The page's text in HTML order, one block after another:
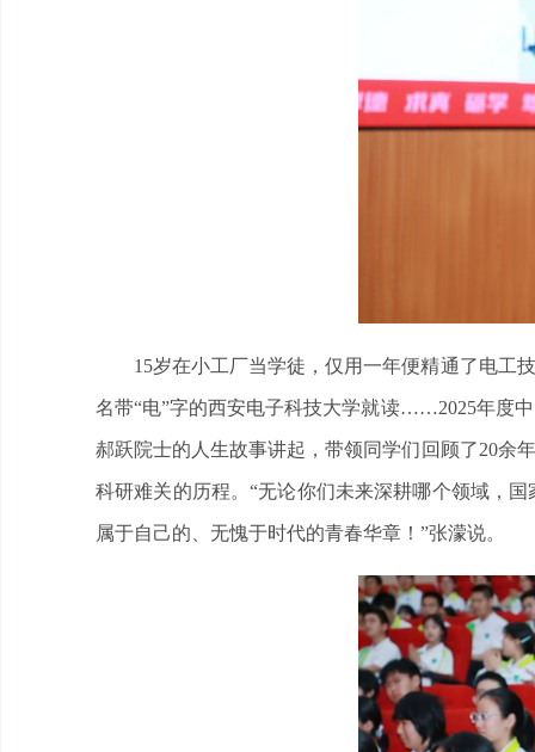
15岁在小工厂当学徒，仅用一年便精通了电工
名带“电”字的西安电子科技大学就读……2025年度
郝跃院士的人生故事讲起，带领同学们回顾了20余
科研难关的历程。“无论你们未来深耕哪个领域，
属于自己的、无愧于时代的青春华章！”张濛说。